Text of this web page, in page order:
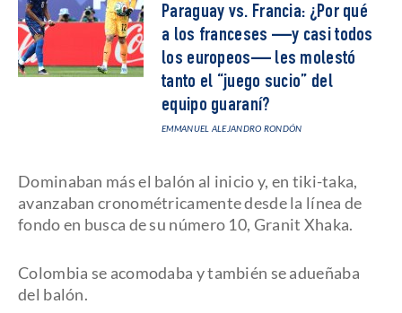
Paraguay vs. Francia: ¿Por qué
a los franceses —y casi todos
los europeos— les molestó
tanto el “juego sucio” del
equipo guaraní?
EMMANUEL ALEJANDRO RONDÓN
Dominaban más el balón al inicio y, en tiki-taka,
avanzaban cronométricamente desde la línea de
fondo en busca de su número 10, Granit Xhaka.
Colombia se acomodaba y también se adueñaba
del balón.